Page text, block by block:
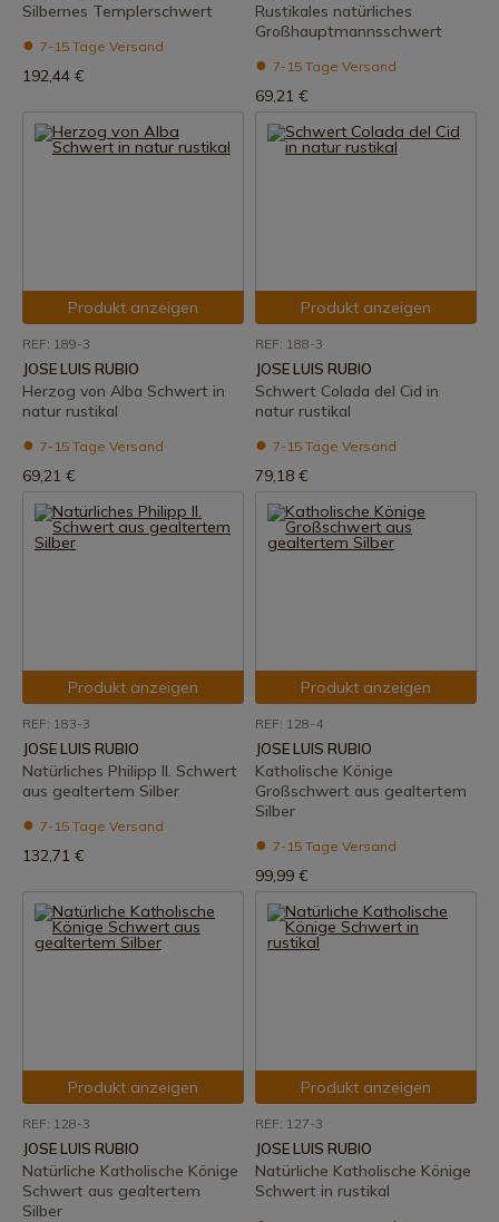
Silbernes Templerschwert
7-15 Tage Versand
192,44 €
Rustikales natürliches
Großhauptmannsschwert
7-15 Tage Versand
69,21 €
Produkt anzeigen
REF: 189-3
JOSE LUIS RUBIO
Herzog von Alba Schwert in
natur rustikal
7-15 Tage Versand
69,21 €
Produkt anzeigen
REF: 188-3
JOSE LUIS RUBIO
Schwert Colada del Cid in
natur rustikal
7-15 Tage Versand
79,18 €
Produkt anzeigen
REF: 183-3
JOSE LUIS RUBIO
Natürliches Philipp II. Schwert
aus gealtertem Silber
7-15 Tage Versand
132,71 €
Produkt anzeigen
REF: 128-4
JOSE LUIS RUBIO
Katholische Könige
Großschwert aus gealtertem
Silber
7-15 Tage Versand
99,99 €
Produkt anzeigen
REF: 128-3
JOSE LUIS RUBIO
Natürliche Katholische Könige
Schwert aus gealtertem
Silber
Produkt anzeigen
REF: 127-3
JOSE LUIS RUBIO
Natürliche Katholische Könige
Schwert in rustikal